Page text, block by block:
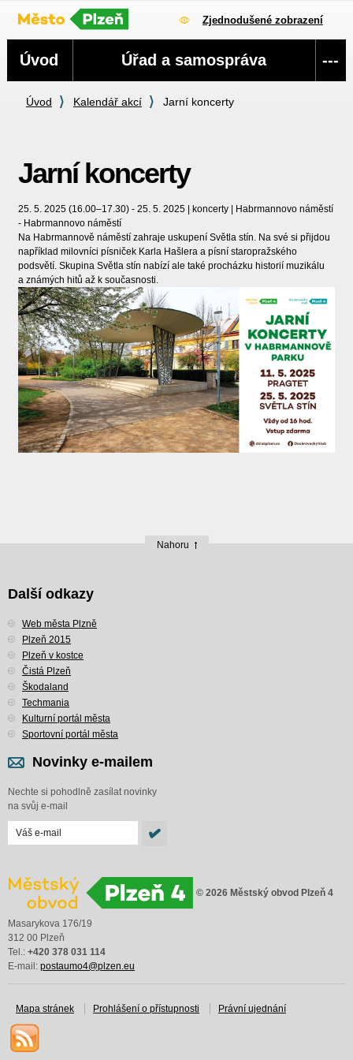
Zjednodušené zobrazení
Úvod Kalendář akcí Jarní koncerty
Jarní koncerty
25. 5. 2025 (16.00–17.30) - 25. 5. 2025 | koncerty | Habrmannovo náměstí
- Habrmannovo náměstí
Na Habrmannově náměstí zahraje uskupení Světla stín. Na své si přijdou
například milovníci písniček Karla Hašlera a písní staropražského
podsvětí. Skupina Světla stín nabízí ale také procházku historií muzikálu
a známých hitů až k současnosti.
Navigace
Úvod Úřad a samospráva ---
Nahoru
Další odkazy
Web města Plzně
Plzeň 2015
Plzeň v kostce
Čistá Plzeň
Škodaland
Techmania
Kulturní portál města
Sportovní portál města
Novinky e-mailem
Nechte si pohodlně zasílat novinky
na svůj e-mail
© 2026 Městský obvod Plzeň 4
Masarykova 176/19
312 00 Plzeň
Tel.: +420 378 031 114
E-mail: postaumo4@plzen.eu
Mapa stránek Prohlášení o přístupnosti Právní ujednání